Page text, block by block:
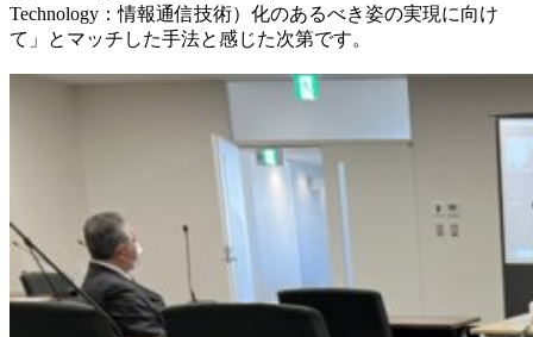
Technology：情報通信技術）化のあるべき姿の実現に向け
て」とマッチした手法と感じた次第です。